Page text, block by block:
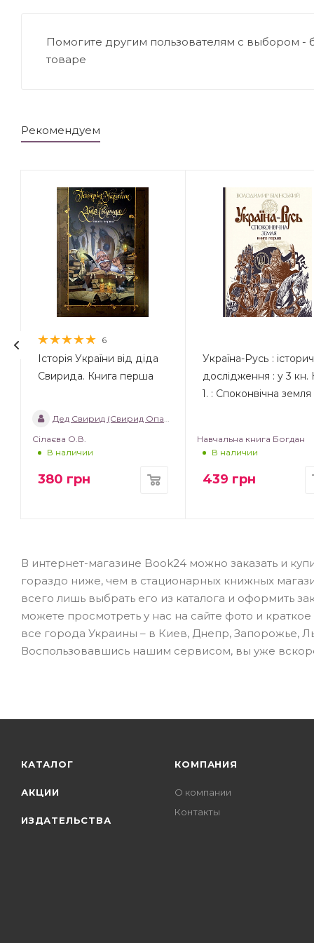
Помогите другим пользователям с выбором -
товаре
Рекомендуем
6
Історія України від діда
Свирида. Книга перша
Дед Свирид (Свирид Опанасович)
Сілаєва О.В.
В наличии
380 грн
Україна-Русь :
дослідження : у 3 кн.
1. : Споконвічна земля
Навчальна книга Богдан
В наличии
439 грн
В интернет-магазине Book24 можно заказать и
гораздо ниже, чем в стационарных книжных
всего лишь выбрать его из каталога и оформить
можете просмотреть у нас на сайте фото и
все города Украины – в Киев, Днепр, Запорожье,
Воспользовавшись нашим сервисом, вы уже
КАТАЛОГ
АКЦИИ
ИЗДАТЕЛЬСТВА
КОМПАНИЯ
О компании
Контакты